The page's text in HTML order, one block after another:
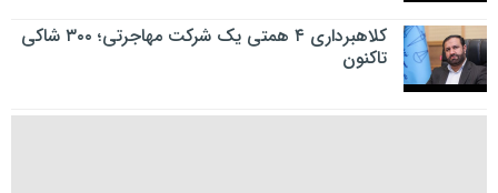
کلاهبرداری ۴ همتی یک شرکت مهاجرتی؛ ۳۰۰ شاکی
تاکنون